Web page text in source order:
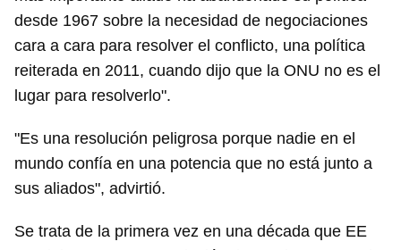
desde 1967 sobre la necesidad de negociaciones
cara a cara para resolver el conflicto, una política
reiterada en 2011, cuando dijo que la ONU no es el
lugar para resolverlo".
"Es una resolución peligrosa porque nadie en el
mundo confía en una potencia que no está junto a
sus aliados", advirtió.
Se trata de la primera vez en una década que EE